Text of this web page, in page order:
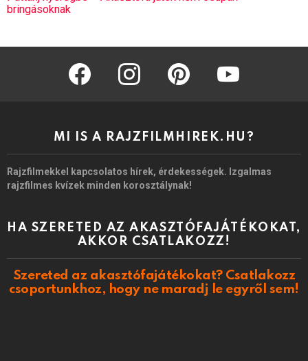
bringásoknak
facebook instagram pinterest youtube
MI IS A RAJZFILMHIREK.HU?
Rajzfilmekkel kapcsolatos hírek, érdekességek. Izgalmas
rajzfilmes kvízek minden korosztálynak!
HA SZERETED AZ AKASZTÓFAJÁTÉKOKAT,
AKKOR CSATLAKOZZ!
Szereted az akasztófajátékokat? Csatlakozz
csoportunkhoz, hogy ne maradj le egyről sem!